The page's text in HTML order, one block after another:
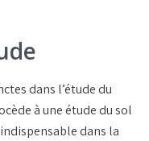
dans l’étude du
à une étude du sol
dans la